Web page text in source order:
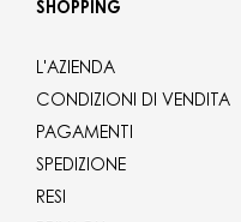
SHOPPING
L'AZIENDA
CONDIZIONI DI VENDITA
PAGAMENTI
SPEDIZIONE
RESI